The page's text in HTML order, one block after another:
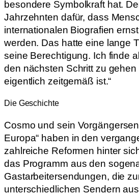
besondere Symbolkraft hat.
Jahrzehnten dafür, dass
internationalen Biografien
werden. Das hatte eine lange
seine Berechtigung. Ich finde
den nächsten Schritt zu
eigentlich zeitgemäß ist.“
Die Geschichte
Cosmo und sein
Europa“ haben in den
zahlreiche Reformen hinter
das Programm aus den
Gastarbeitersendungen, die
unterschiedlichen Sendern